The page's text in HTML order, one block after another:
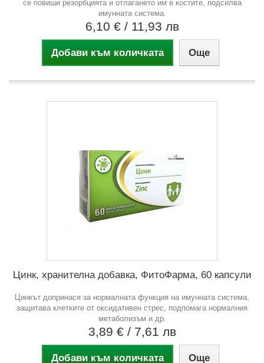
се повиши резорбцията и отлагането им в костите, подсилва
имунната система.
6,10 € / 11,93 лв
Добави към количката Още
Цинк, хранителна добавка, ФитоФарма, 60 капсули
Цинкът допринася за нормалната функция на имунната система,
защитава клетките от оксидативен стрес, подпомага нормалния
метаболизъм и др.
3,89 € / 7,61 лв
Добави към количката Още